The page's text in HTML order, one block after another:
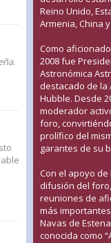
.
Reino Unido,
Armenia, China
Como
2008 fue
Astronómica
destacado de la
Hubble. Desde
moderador
foro,
prolífico del
garantes de su
Con el apoyo de
difusión del
reuniones de
más
Navas de
conocida como